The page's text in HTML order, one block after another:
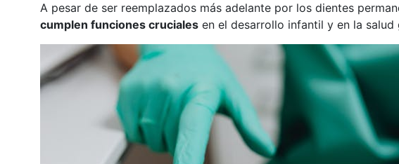
A pesar de ser reemplazados más adelante por los dientes
cumplen funciones cruciales en el desarrollo infantil y en la salud